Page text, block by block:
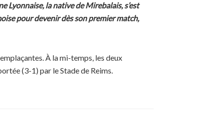
Lyonnaise, la native de Mirebalais, s’est
pour devenir dès son premier match,
À la mi-temps, les deux
(3-1) par le Stade de Reims.